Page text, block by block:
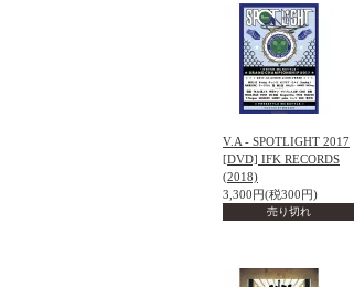
V.A - SPOTLIGHT 2017
[DVD] IFK RECORDS
(2018)
3,300円(税300円)
売り切れ